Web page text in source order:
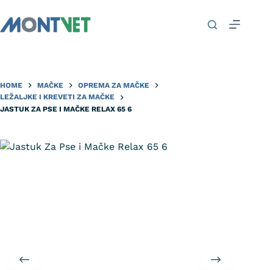
HOME MAČKE
OPREMA ZA MAČKE
LEŽALJKE I KREVETI ZA MAČKE
JASTUK ZA PSE I MAČKE RELAX 65 6